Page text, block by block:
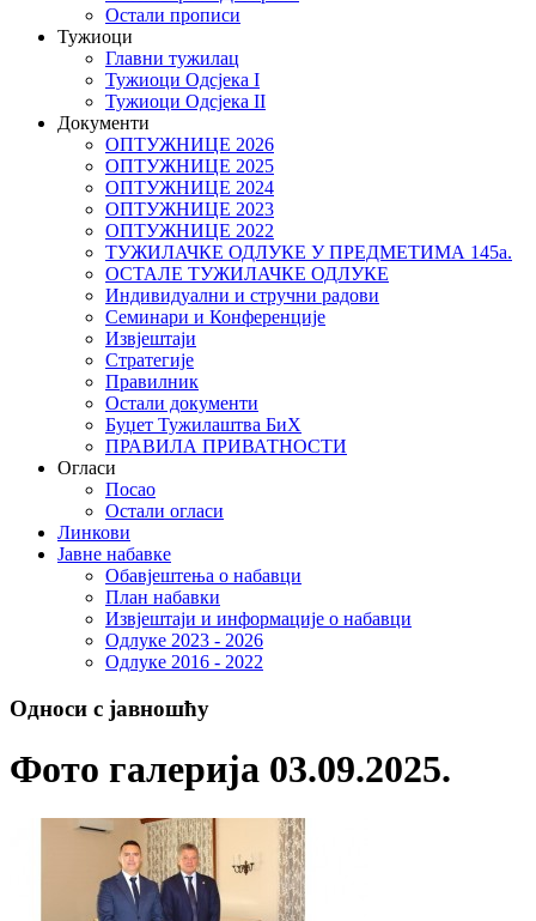
Остали прописи
Тужиоци
Главни тужилац
Тужиоци Oдсјекa I
Тужиоци Oдсјекa II
Документи
ОПТУЖНИЦЕ 2026
ОПТУЖНИЦЕ 2025
ОПТУЖНИЦЕ 2024
ОПТУЖНИЦЕ 2023
ОПТУЖНИЦЕ 2022
ТУЖИЛАЧКЕ ОДЛУКЕ У ПРЕДМЕТИМА 145а.
ОСТАЛЕ ТУЖИЛАЧКЕ ОДЛУКЕ
Индивидуални и стручни радови
Семинари и Конференције
Извјештаји
Стратегије
Правилник
Остали документи
Буџет Тужилаштва БиХ
ПРАВИЛА ПРИВАТНОСТИ
Огласи
Посао
Остали огласи
Линкови
Јавне набавке
Обавјештења о набавци
План набавки
Извјештаји и информације о набавци
Одлуке 2023 - 2026
Одлуке 2016 - 2022
Односи с јавношћу
Фото галерија 03.09.2025.